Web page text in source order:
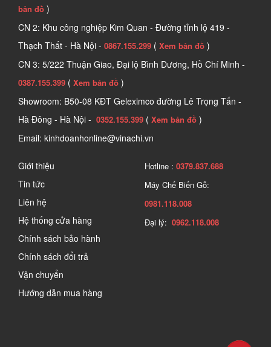
bản đồ )
CN 2: Khu công nghiệp Kim Quan - Đường tỉnh lộ 419 -
Thạch Thất - Hà Nội - 0867.155.299 ( Xem bản đồ )
CN 3: 5/222 Thuận Giao, Đại lộ Bình Dương, Hồ Chí Minh -
0387.155.399 ( Xem bản đồ )
Showroom: B50-08 KĐT Geleximco đường Lê Trọng Tấn -
Hà Đông - Hà Nội - 0352.155.399 ( Xem bản đồ )
Email: kinhdoanhonline@vinachi.vn
Giới thiệu
Tin tức
Liên hệ
Hệ thống cửa hàng
Chính sách bảo hành
Chính sách đổi trả
Vận chuyển
Hướng dẫn mua hàng
Hotline : 0379.837.688
Máy Chế Biến Gỗ:
0981.118.008
Đại lý: 0962.118.008